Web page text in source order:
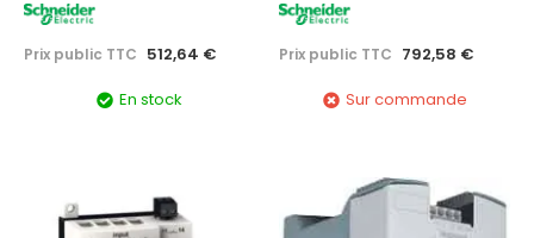
Prix public TTC 512,64 €
En stock
Prix public TTC 792,58 €
Sur commande